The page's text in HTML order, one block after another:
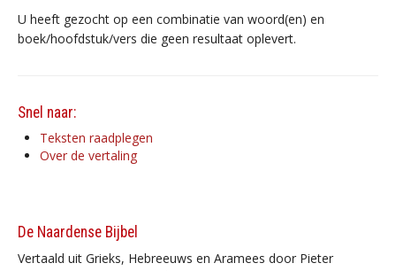
U heeft gezocht op een combinatie van woord(en) en
boek/hoofdstuk/vers die geen resultaat oplevert.
Snel naar:
Teksten raadplegen
Over de vertaling
De Naardense Bijbel
Vertaald uit Grieks, Hebreeuws en Aramees door Pieter